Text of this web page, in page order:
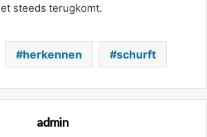
steeds terugkomt.
herkennen schurft
admin